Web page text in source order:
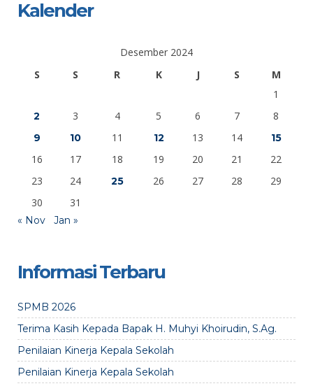
Kalender
Desember 2024
S
S R K J S
M
1
2 3 4 5 6 7 8
9 10 11 12 13 14 15
16 17 18 19 20 21
22
23
24 25 26 27 28
29
30
31
« Nov Jan »
Informasi Terbaru
SPMB 2026
Terima Kasih Kepada Bapak H. Muhyi Khoirudin, S.Ag.
Penilaian Kinerja Kepala Sekolah
Penilaian Kinerja Kepala Sekolah